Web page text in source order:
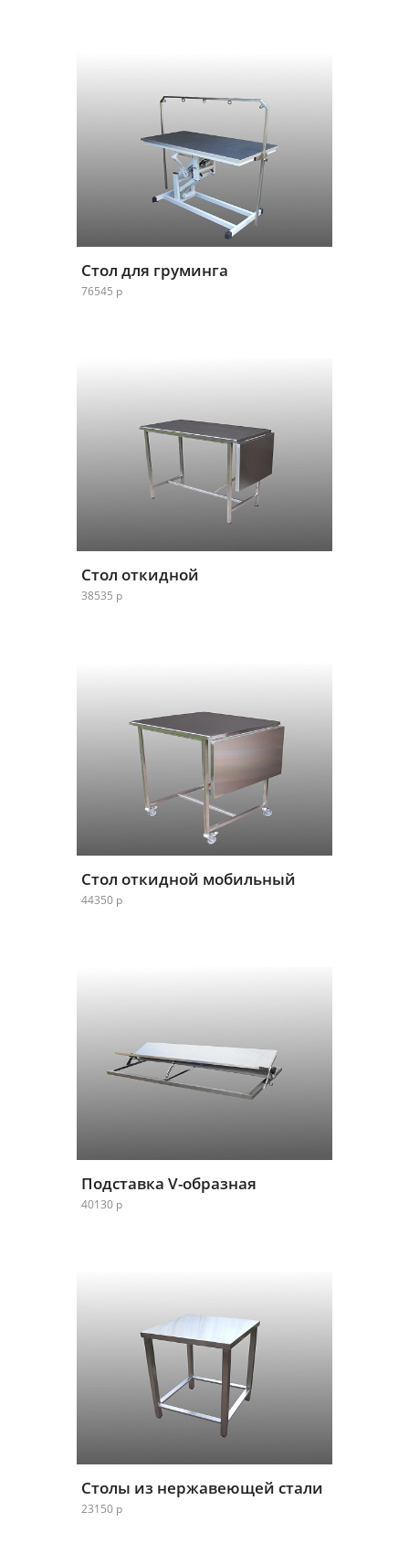
Стол для груминга
76545 р
Стол откидной
38535 р
Стол откидной мобильный
44350 р
Подставка V-образная
40130 р
Столы из нержавеющей стали
23150 р